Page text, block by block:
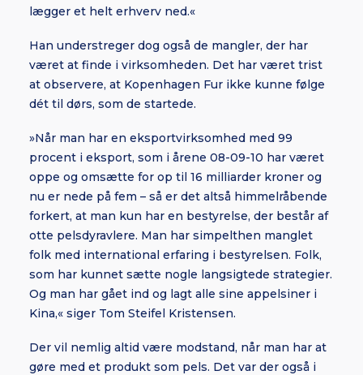
lægger et helt erhverv ned.«
Han understreger dog også de mangler, der har
været at finde i virksomheden. Det har været trist
at observere, at Kopenhagen Fur ikke kunne følge
dét til dørs, som de startede.
»Når man har en eksportvirksomhed med 99
procent i eksport, som i årene 08-09-10 har været
oppe og omsætte for op til 16 milliarder kroner og
nu er nede på fem – så er det altså himmelråbende
forkert, at man kun har en bestyrelse, der består af
otte pelsdyravlere. Man har simpelthen manglet
folk med international erfaring i bestyrelsen. Folk,
som har kunnet sætte nogle langsigtede strategier.
Og man har gået ind og lagt alle sine appelsiner i
Kina,« siger Tom Steifel Kristensen.
Der vil nemlig altid være modstand, når man har at
gøre med et produkt som pels. Det var der også i